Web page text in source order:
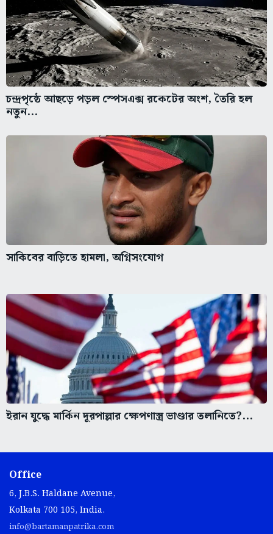
চন্দ্রপৃষ্ঠে আছড়ে পড়ল স্পেসএক্স রকেটের অংশ, তৈরি হল
নতুন...
সাকিবের বাড়িতে হামলা, অগ্নিসংযোগ
ইরান যুদ্ধে মার্কিন দূরপাল্লার ক্ষেপণাস্ত্র ভাণ্ডার তলানিতে?...
Office
6, J.B.S. Haldane Avenue,
Kolkata 700 105, India.
info@bartamanpatrika.com